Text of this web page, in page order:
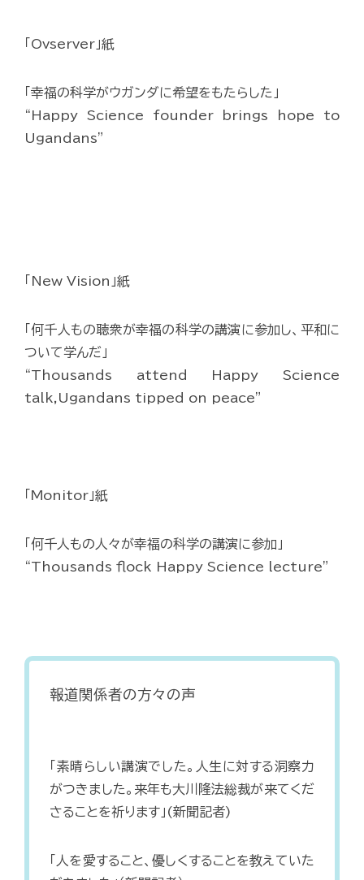
「Ovserver」紙
「幸福の科学がウガンダに希望をもたらした」
“Happy Science founder brings hope to
Ugandans”
「New Vision」紙
「何千人もの聴衆が幸福の科学の講演に参加し、平和に
ついて学んだ」
“Thousands attend Happy Science
talk,Ugandans tipped on peace”
「Monitor」紙
「何千人もの人々が幸福の科学の講演に参加」
“Thousands flock Happy Science lecture”
報道関係者の方々の声
「素晴らしい講演でした。人生に対する洞察力
がつきました。来年も大川隆法総裁が来てくだ
さることを祈ります」(新聞記者)
「人を愛すること、優しくすることを教えていた